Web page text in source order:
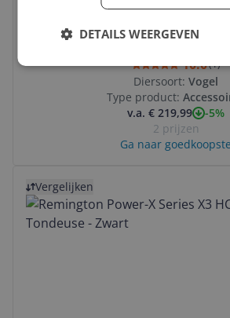
Ferplast Planeta
10.0(1)
Diersoort: Vogel
Type product:
v.a. € 219,99
-5%
2 prijzen
Ga naar goedkoopste
Vergelijken
DETAILS WEERGEVEN